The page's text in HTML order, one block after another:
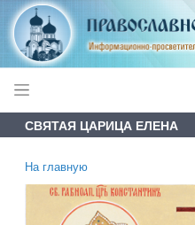
СВЯТАЯ ЦАРИЦА ЕЛЕНА
На главную